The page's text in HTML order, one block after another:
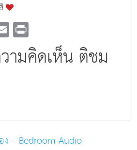
E
m
ai
in
t
ามคิดเห็น ติชม
ง – Bedroom Audio